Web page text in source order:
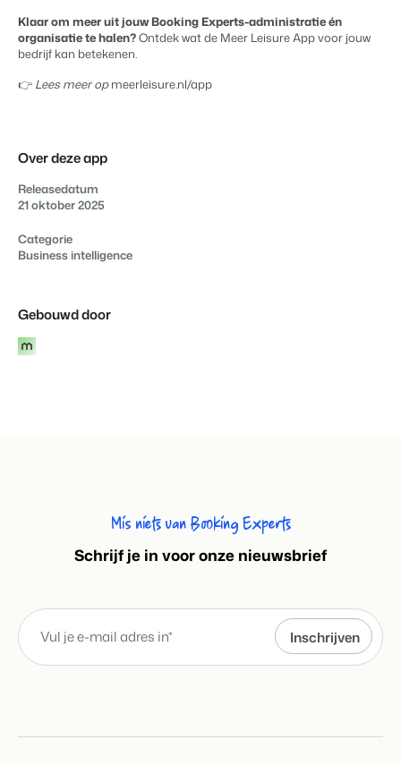
Klaar om meer uit jouw Booking Experts-administratie én
organisatie te halen?Ontdek wat de Meer Leisure App voor jouw
bedrijf kan betekenen.
👉 Lees meer op meerleisure.nl/app
Over deze app
Releasedatum
21 oktober 2025
Categorie
Business intelligence
Gebouwd door
Mis niets van Booking Experts
Schrijf je in voor onze nieuwsbrief